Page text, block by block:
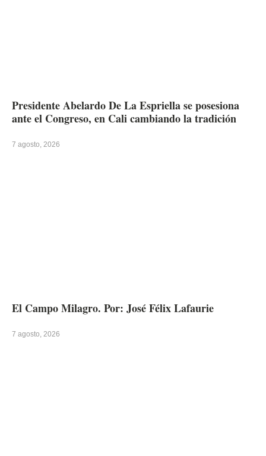
Presidente Abelardo De La Espriella se posesiona
ante el Congreso, en Cali cambiando la tradición
7 agosto, 2026
El Campo Milagro. Por: José Félix Lafaurie
7 agosto, 2026